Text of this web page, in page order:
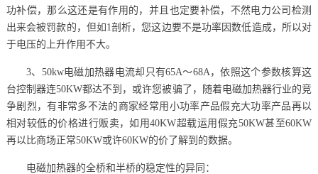
功补偿，那么这还是有作用的，并且也定要补偿，不然电力公司检测
出来会被罚款的，但如1剖析，您这边要不是功率因数低造成，所以对
于电压的上升作用不大。
3、50kw电磁加热器电流却只有65A～68A，依照这个参数核算这
台控制器连50KW都达不到，或许您被骗了，随着电磁加热器行业的竞
争剧烈，有非常多不法的商家经常用小功率产品假充大功率产品再以
相对较低的价格进行贩卖，如用40KW超载运用假充50KW甚至60KW
再以比商场正常50KW或许60KW的价了解到的数据。
电磁加热器的全桥和半桥的稳定性的异同：